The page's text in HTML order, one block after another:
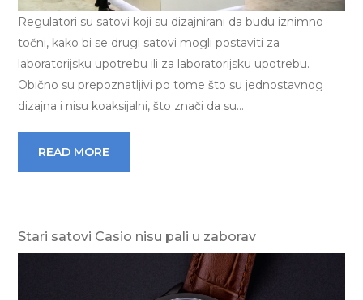
Regulatori su satovi koji su dizajnirani da budu iznimno
točni, kako bi se drugi satovi mogli postaviti za
laboratorijsku upotrebu ili za laboratorijsku upotrebu.
Obično su prepoznatljivi po tome što su jednostavnog
dizajna i nisu koaksijalni, što znači da su…
READ MORE
Stari satovi Casio nisu pali u zaborav